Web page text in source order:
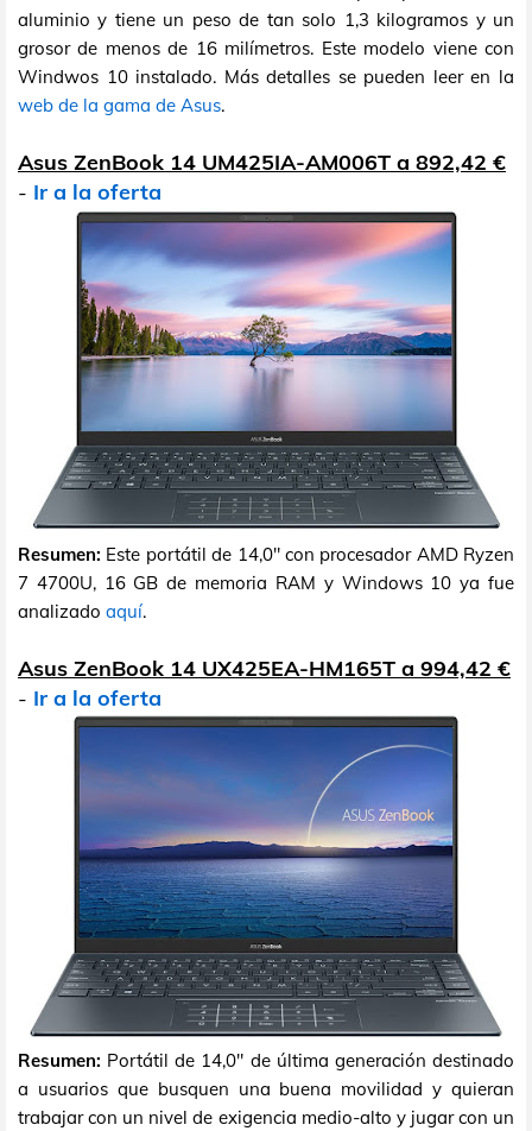
aluminio y tiene un peso de tan solo 1,3 kilogramos y un
grosor de menos de 16 milímetros. Este modelo viene con
Windwos 10 instalado. Más detalles se pueden leer en la
web de la gama de Asus.
Asus ZenBook 14 UM425IA-AM006T a 892,42 €
- Ir a la oferta
Resumen: Este portátil de 14,0" con procesador AMD Ryzen
7 4700U, 16 GB de memoria RAM y Windows 10 ya fue
analizado aquí.
Asus ZenBook 14 UX425EA-HM165T a 994,42 €
- Ir a la oferta
Resumen: Portátil de 14,0" de última generación destinado
a usuarios que busquen una buena movilidad y quieran
trabajar con un nivel de exigencia medio-alto y jugar con un